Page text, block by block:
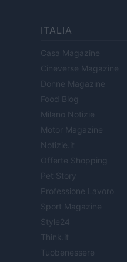
ITALIA
Casa Magazine
Cineverse Magazine
Donne Magazine
Food Blog
Milano Notizie
Motor Magazine
Notizie.it
Offerte Shopping
Pet Story
Professione Lavoro
Sport Magazine
Style24
Think.it
Tuobenessere